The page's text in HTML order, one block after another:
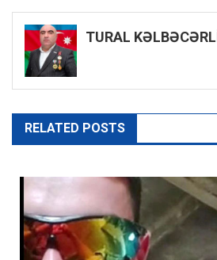
naviqasiyası
TURAL
RELATED POSTS